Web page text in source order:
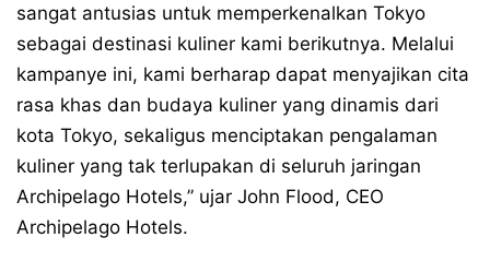
sangat antusias untuk memperkenalkan Tokyo
sebagai destinasi kuliner kami berikutnya. Melalui
kampanye ini, kami berharap dapat menyajikan cita
rasa khas dan budaya kuliner yang dinamis dari
kota Tokyo, sekaligus menciptakan pengalaman
kuliner yang tak terlupakan di seluruh jaringan
Archipelago Hotels,” ujar John Flood, CEO
Archipelago Hotels.